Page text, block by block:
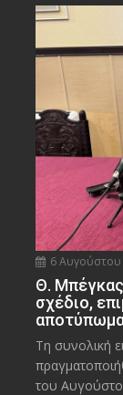
6 Αυγούστου
Θ.
σχέδιο,
Τη συνολική
του